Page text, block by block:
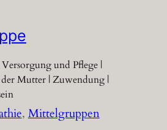
und Pflege |
Mutter | Zuwendung |
, Mittelgruppen